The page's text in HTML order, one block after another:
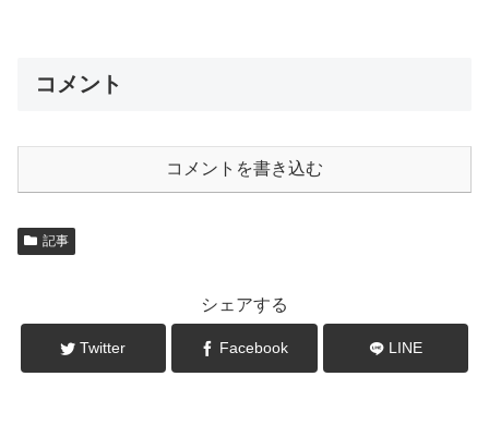
コメント
コメントを書き込む
記事
シェアする
Twitter Facebook LINE